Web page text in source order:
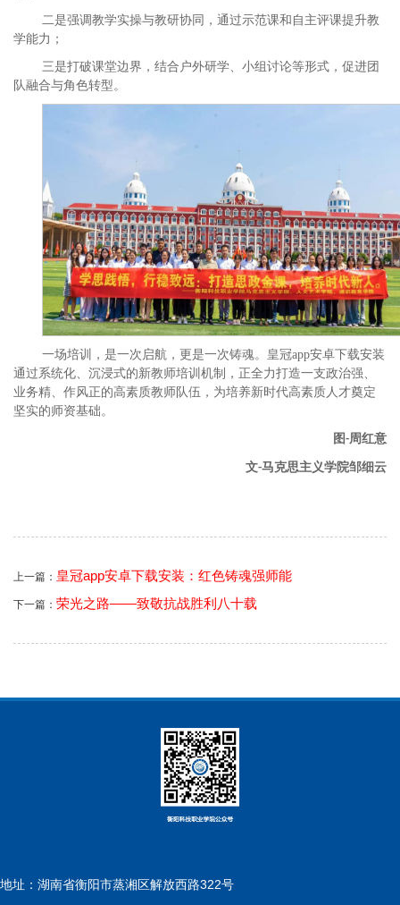
二是强调教学实操与教研协同，通过示范课和自主评课提升教
学能力；
三是打破课堂边界，结合户外研学、小组讨论等形式，促进团
队融合与角色转型。
一场培训，是一次启航，更是一次铸魂。皇冠app安卓下载安装
通过系统化、沉浸式的新教师培训机制，正全力打造一支政治强、
业务精、作风正的高素质教师队伍，为培养新时代高素质人才奠定
坚实的师资基础。
图- 周红意
文-马克思主义学院邹细云
上一篇： 皇冠app安卓下载安装：红色铸魂强师能
下一篇： 荣光之路——致敬抗战胜利八十载
地址：湖南省衡阳市蒸湘区解放西路322号